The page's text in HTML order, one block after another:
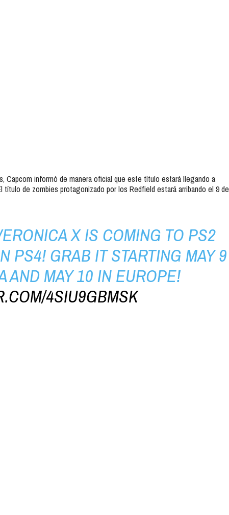
Capcom informó de manera oficial que este título estará llegando a
de zombies protagonizado por los Redfield estará arribando el 9 de
X IS COMING TO PS2
PS4! GRAB IT STARTING MAY 9
AND MAY 10 IN EUROPE!
4SIU9GBMSK